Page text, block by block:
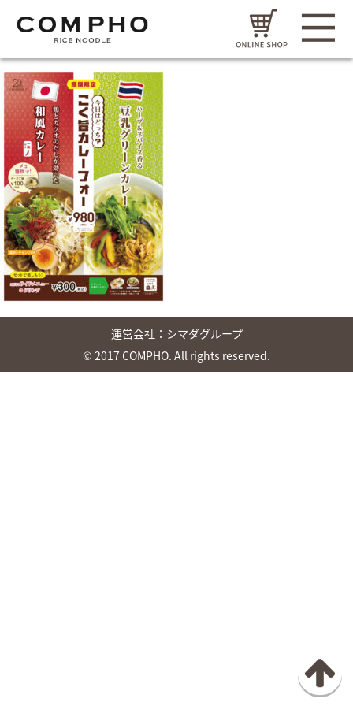
運営会社： シマダグループ
© 2017 COMPHO. All rights reserved.